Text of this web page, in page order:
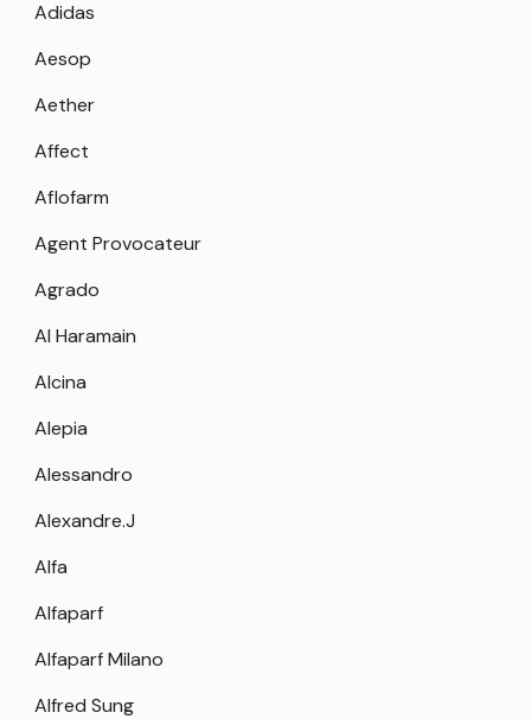
Adidas
Aesop
Aether
Affect
Aflofarm
Agent Provocateur
Agrado
Al Haramain
Alcina
Alepia
Alessandro
Alexandre.J
Alfa
Alfaparf
Alfaparf Milano
Alfred Sung